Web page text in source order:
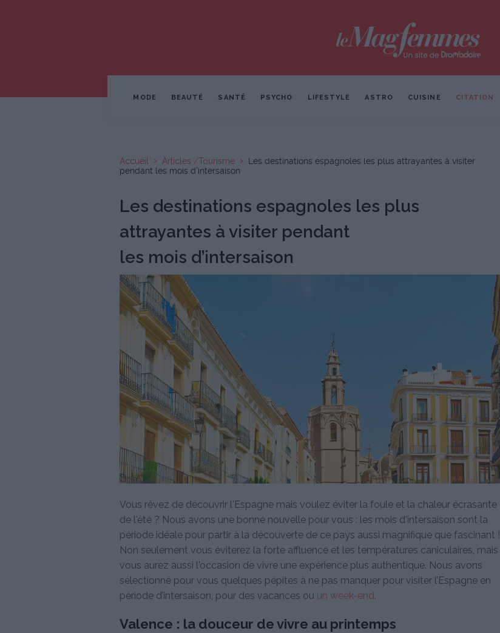
MODE BEAUTÉ SANTÉ PSYCHO LIFESTYLE ASTRO CUISINE CITATION
Accueil Articles /Tourisme
Les destinations espagnoles les plus attrayantes à visiter
pendant les mois d’intersaison
Les destinations espagnoles les plus
attrayantes à visiter pendant
les mois d’intersaison
Vous rêvez de découvrir l'Espagne mais voulez éviter la foule et la chaleur écrasante
de l'été ? Nous avons une bonne nouvelle pour vous : les mois d'intersaison sont la
période idéale pour partir à la découverte de ce pays aussi magnifique que fascinant !
Non seulement vous éviterez la forte affluence et les températures caniculaires, mais
vous aurez aussi l'occasion de vivre une expérience plus authentique. Nous avons
sélectionné pour vous quelques pépites à ne pas manquer pour visiter l’Espagne en
période d’intersaison, pour des vacances ou un week-end.
Valence : la douceur de vivre au printemps